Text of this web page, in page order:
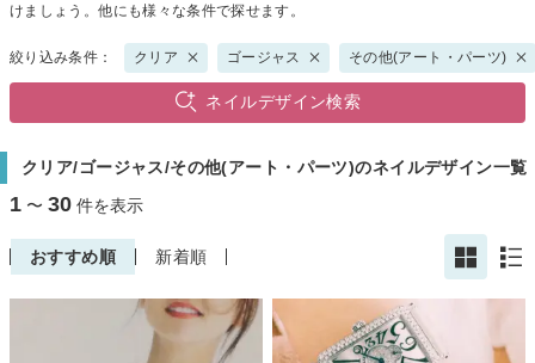
けましょう。他にも様々な条件で探せます。
絞り込み条件： クリア ゴージャス その他(アート・パーツ)
ネイルデザイン検索
クリア/ゴージャス/その他(アート・パーツ)のネイルデザイン一覧
1 〜 30 件を表示
おすすめ順 新着順